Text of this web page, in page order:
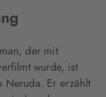
der mit
wurde, ist
Neruda. Er erzählt